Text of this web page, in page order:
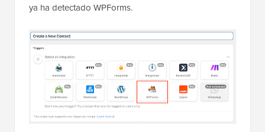
ya ha detectado WPForms.